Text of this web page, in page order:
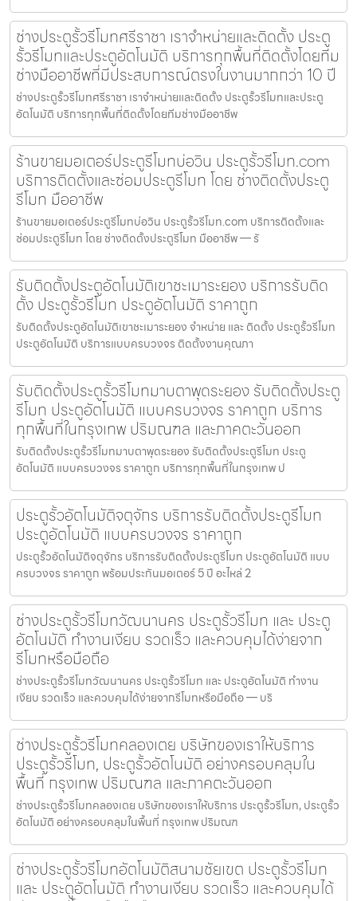
ช่างประตูรั้วรีโมทศรีราชา เราจำหน่ายและติดตั้ง ประตู
รั้วรีโมทและประตูอัตโนมัติ บริการทุกพื้นที่ติดตั้งโดยทีม
ช่างมืออาชีพที่มีประสบการณ์ตรงในงานมากกว่า 10 ปี
ช่างประตูรั้วรีโมทศรีราชา เราจำหน่ายและติดตั้ง ประตูรั้วรีโมทและประตู
อัตโนมัติ บริการทุกพื้นที่ติดตั้งโดยทีมช่างมืออาชีพ
ร้านขายมอเตอร์ประตูรีโมทบ่อวิน ประตูรั้วรีโมท.com
บริการติดตั้งและซ่อมประตูรีโมท โดย ช่างติดตั้งประตู
รีโมท มืออาชีพ
ร้านขายมอเตอร์ประตูรีโมทบ่อวิน ประตูรั้วรีโมท.com บริการติดตั้งและ
ซ่อมประตูรีโมท โดย ช่างติดตั้งประตูรีโมท มืออาชีพ — รั
รับติดตั้งประตูอัตโนมัติเขาชะเมาระยอง บริการรับติด
ตั้ง ประตูรั้วรีโมท ประตูอัตโนมัติ ราคาถูก
รับติดตั้งประตูอัตโนมัติเขาชะเมาระยอง จำหน่าย และ ติดตั้ง ประตูรั้วรีโมท
ประตูอัตโนมัติ บริการแบบครบวงจร ติดตั้งงานคุณภา
รับติดตั้งประตูรั้วรีโมทมาบตาพุดระยอง รับติดตั้งประตู
รีโมท ประตูอัตโนมัติ แบบครบวงจร ราคาถูก บริการ
ทุกพื้นที่ในกรุงเทพ ปริมณฑล และภาคตะวันออก
รับติดตั้งประตูรั้วรีโมทมาบตาพุดระยอง รับติดตั้งประตูรีโมท ประตู
อัตโนมัติ แบบครบวงจร ราคาถูก บริการทุกพื้นที่ในกรุงเทพ ป
ประตูรั้วอัตโนมัติจตุจักร บริการรับติดตั้งประตูรีโมท
ประตูอัตโนมัติ แบบครบวงจร ราคาถูก
ประตูรั้วอัตโนมัติจตุจักร บริการรับติดตั้งประตูรีโมท ประตูอัตโนมัติ แบบ
ครบวงจร ราคาถูก พร้อมประกันมอเตอร์ 5 ปี อะไหล่ 2
ช่างประตูรั้วรีโมทวัฒนานคร ประตูรั้วรีโมท และ ประตู
อัตโนมัติ ทำงานเงียบ รวดเร็ว และควบคุมได้ง่ายจาก
รีโมทหรือมือถือ
ช่างประตูรั้วรีโมทวัฒนานคร ประตูรั้วรีโมท และ ประตูอัตโนมัติ ทำงาน
เงียบ รวดเร็ว และควบคุมได้ง่ายจากรีโมทหรือมือถือ — บริ
ช่างประตูรั้วรีโมทคลองเตย บริษัทของเราให้บริการ
ประตูรั้วรีโมท, ประตูรั้วอัตโนมัติ อย่างครอบคลุมใน
พื้นที่ กรุงเทพ ปริมณฑล และภาคตะวันออก
ช่างประตูรั้วรีโมทคลองเตย บริษัทของเราให้บริการ ประตูรั้วรีโมท, ประตูรั้ว
อัตโนมัติ อย่างครอบคลุมในพื้นที่ กรุงเทพ ปริมณฑ
ช่างประตูรั้วรีโมทอัตโนมัติสนามชัยเขต ประตูรั้วรีโมท
และ ประตูอัตโนมัติ ทำงานเงียบ รวดเร็ว และควบคุมได้